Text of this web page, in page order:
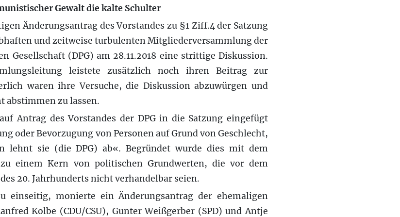
Gewalt die kalte Schulter
Änderungsantrag des Vorstandes zu §1 Ziff.4 der Satzung
und zeitweise turbulenten Mitgliederversammlung der
Gesellschaft (DPG) am 28.11.2018 eine strittige Diskussion.
leistete zusätzlich noch ihren Beitrag zur
waren ihre Versuche, die Diskussion abzuwürgen und
abstimmen zu lassen.
Antrag des Vorstandes der DPG in die Satzung eingefügt
oder Bevorzugung von Personen auf Grund von Geschlecht,
lehnt sie (die DPG) ab«. Begründet wurde dies mit dem
einem Kern von politischen Grundwerten, die vor dem
20. Jahrhunderts nicht verhandelbar seien.
einseitig, monierte ein Änderungsantrag der ehemaligen
Kolbe (CDU/CSU), Gunter Weißgerber (SPD) und Antje